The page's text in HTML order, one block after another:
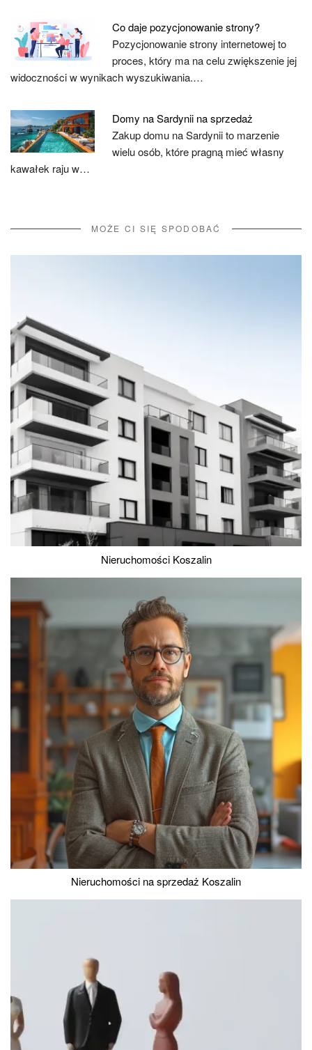
Co daje pozycjonowanie strony?
Pozycjonowanie strony internetowej to
proces, który ma na celu zwiększenie jej
widoczności w wynikach wyszukiwania.…
Domy na Sardynii na sprzedaż
Zakup domu na Sardynii to marzenie
wielu osób, które pragną mieć własny
kawałek raju w…
MOŻE CI SIĘ SPODOBAĆ
Nieruchomości Koszalin
Nieruchomości na sprzedaż Koszalin